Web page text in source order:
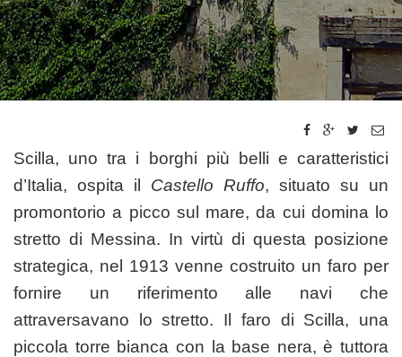
Scilla, uno tra i borghi più belli e caratteristici
d’Italia, ospita il Castello Ruffo, situato su un
promontorio a picco sul mare, da cui domina lo
stretto di Messina. In virtù di questa posizione
strategica, nel 1913 venne costruito un faro per
fornire un riferimento alle navi che
attraversavano lo stretto. Il faro di Scilla, una
piccola torre bianca con la base nera, è tuttora